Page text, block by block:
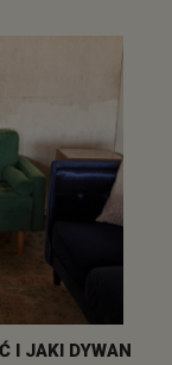
I JAKI DYWAN